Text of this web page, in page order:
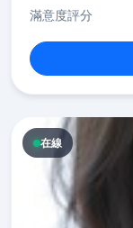
滿意度評分
在線